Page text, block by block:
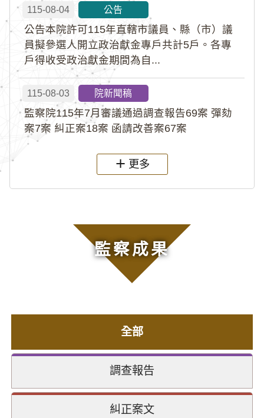
115-08-04 公告
公告本院許可115年直轄市議員、縣（市）議
員擬參選人開立政治獻金專戶共計5戶。各專
戶得收受政治獻金期間為自...
115-08-03 院新聞稿
監察院115年7月審議通過調查報告69案 彈劾
案7案 糾正案18案 函請改善案67案
更多
監察成果
全部
調查報告
糾正案文